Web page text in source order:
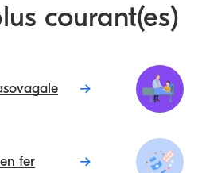
courant(es)
fer